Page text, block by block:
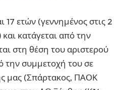
17 ετών (γεννημένος στις 2
κατάγεται από την
στη θέση του αριστερού
συμμετοχή του σε
μας (Σπάρτακος, ΠΑΟΚ